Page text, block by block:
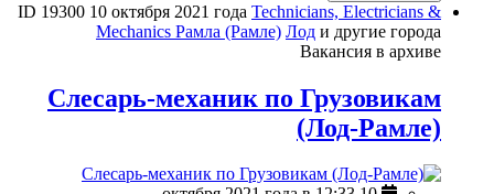
ID 19300 10 октября 2021 года Technicians, Electricians &
Mechanics Рамла (Рамле) Лод и другие города
Вакансия в архиве
Слесарь-механик по Грузовикам
(Лод-Рамле)